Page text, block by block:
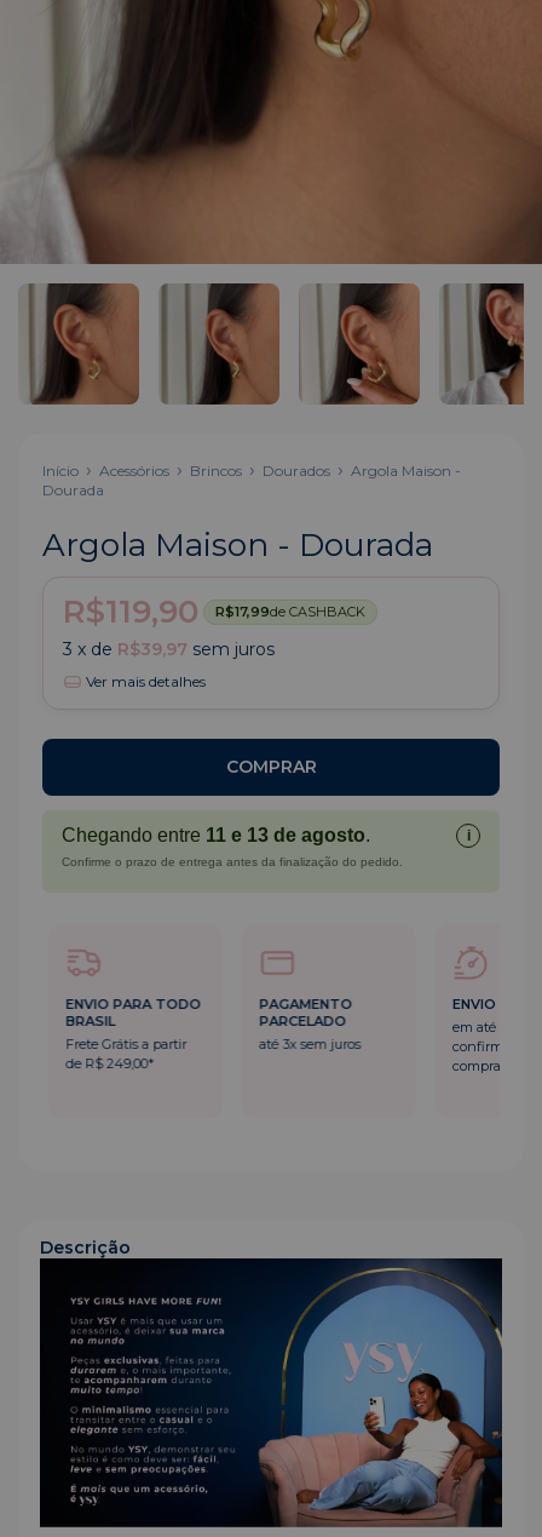
Início Acessórios Brincos Dourados
Argola Maison -
Dourada
Argola Maison - Dourada
R$119,90
R$17,99de CASHBACK
3 x de R$39,97 sem juros
Ver mais detalhes
Chegando entre 11 e 13 de agosto. i
Confirme o prazo de entrega antes da finalização do pedido.
PAGAMENTO
PARCELADO
até 3x sem juros
ENVIO RÁPIDO
em até 24h após a
confirmação da
ENVIO
BRASIL
Frete
de R$
Descrição